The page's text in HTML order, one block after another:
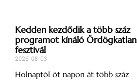
Kedden kezdődik a több száz
programot kínáló Ördögkatlan
fesztivál
2026-08-03
Holnaptól öt napon át több száz